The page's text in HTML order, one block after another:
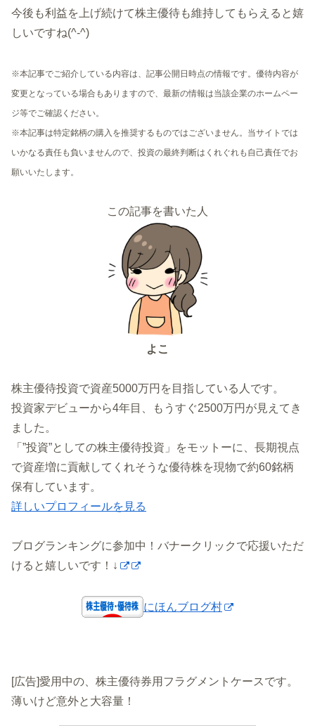
今後も利益を上げ続けて株主優待も維持してもらえると嬉
しいですね(^-^)
※本記事でご紹介している内容は、記事公開日時点の情報です。優待内容が
変更となっている場合もありますので、最新の情報は当該企業のホームペー
ジ等でご確認ください。
※本記事は特定銘柄の購入を推奨するものではございません。当サイトでは
いかなる責任も負いませんので、投資の最終判断はくれぐれも自己責任でお
願いいたします。
この記事を書いた人
よこ
株主優待投資で資産5000万円を目指している人です。
投資家デビューから4年目、もうすぐ2500万円が見えてき
ました。
「”投資”としての株主優待投資」をモットーに、長期視点
で資産増に貢献してくれそうな優待株を現物で約60銘柄
保有しています。
詳しいプロフィールを見る
ブログランキングに参加中！バナークリックで応援いただ
けると嬉しいです！↓
にほんブログ村
[広告]愛用中の、株主優待券用フラグメントケースです。
薄いけど意外と大容量！